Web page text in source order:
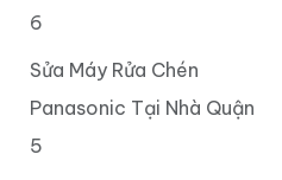
6
Sửa Máy Rửa Chén
Panasonic Tại Nhà Quận
5